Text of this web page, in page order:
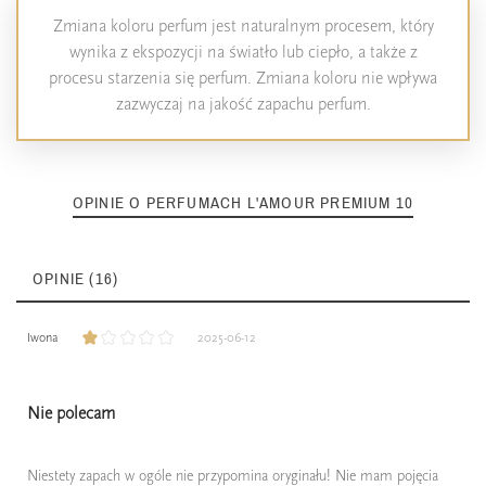
Zmiana koloru perfum jest naturalnym procesem, który
wynika z ekspozycji na światło lub ciepło, a także z
procesu starzenia się perfum. Zmiana koloru nie wpływa
zazwyczaj na jakość zapachu perfum.
OPINIE O PERFUMACH L'AMOUR PREMIUM 10
OPINIE (16)
Iwona 2025-06-12
Nie polecam
Niestety zapach w ogóle nie przypomina oryginału! Nie mam pojęcia